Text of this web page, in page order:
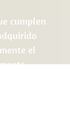
cumplen
el